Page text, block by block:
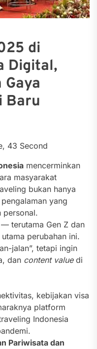
di
Digital,
Gaya
Baru
43 Second
mencerminkan
masyarakat
bukan hanya
yang
personal.
terutama Gen Z dan
perubahan ini.
jalan”, tetapi ingin
dan content valuedi
kebijakan visa
platform
Indonesia
Pariwisata dan